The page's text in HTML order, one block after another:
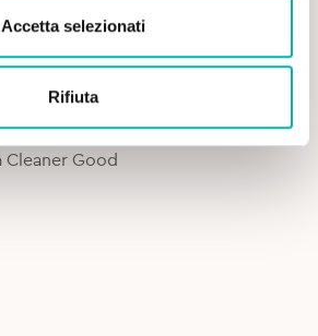
Accetta selezionati
Rifiuta
Cleaner Good